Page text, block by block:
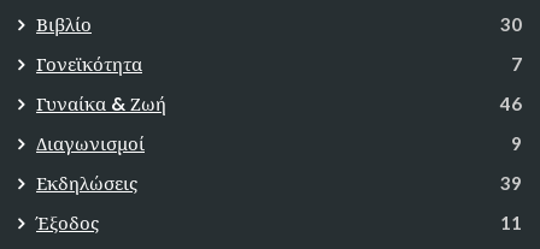
Βιβλίο 30
Γονεϊκότητα 7
Γυναίκα & Ζωή 46
Διαγωνισμοί 9
Εκδηλώσεις 39
Έξοδος 11